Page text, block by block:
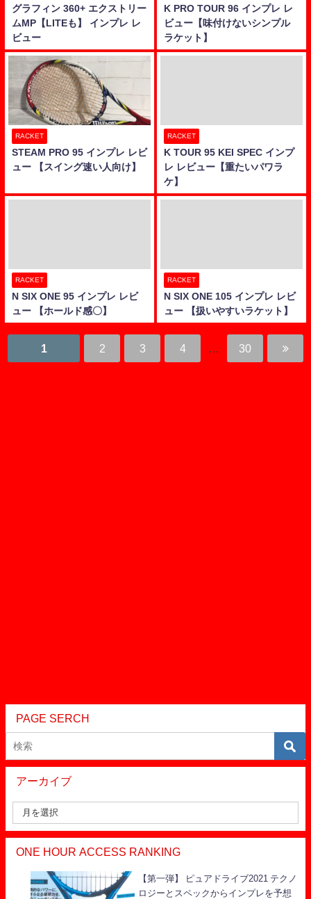
グラフィン 360+ エクストリー
ムMP【LITEも】 インプレ レ
ビュー
K PRO TOUR 96 インプレ レ
ビュー【味付けないシンプル
ラケット】
RACKET
STEAM PRO 95 インプレ レビ
ュー 【スイング速い人向け】
RACKET
K TOUR 95 KEI SPEC インプ
レ レビュー【重たいパワラ
ケ】
RACKET
N SIX ONE 95 インプレ レビ
ュー 【ホールド感〇】
RACKET
N SIX ONE 105 インプレ レビ
ュー 【扱いやすいラケット】
1 2 3 4 30
PAGE SERCH
アーカイブ
ONE HOUR ACCESS RANKING
【第一弾】 ピュアドライブ2021 テクノ
ロジーとスペックからインプレを予想